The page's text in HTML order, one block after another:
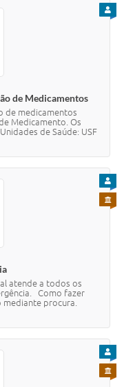
de Medicamentos
de medicamentos
Medicamento. Os
de Saúde: USF
atende a todos os
Como fazer
mediante procura.
PARA
PARA